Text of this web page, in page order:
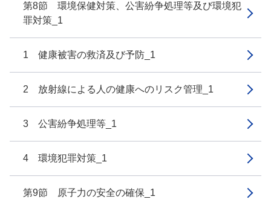
第8節 環境保健対策、公害紛争処理等及び環境犯
罪対策_1
1 健康被害の救済及び予防_1
2 放射線による人の健康へのリスク管理_1
3 公害紛争処理等_1
4 環境犯罪対策_1
第9節 原子力の安全の確保_1